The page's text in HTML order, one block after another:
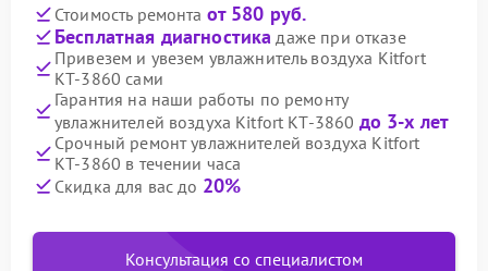
Стоимость ремонта от 580 руб.
Бесплатная диагностика даже при отказе
Привезем и увезем увлажнитель воздуха Kitfort
КТ-3860 сами
Гарантия на наши работы по ремонту
увлажнителей воздуха Kitfort КТ-3860 до 3-х лет
Срочный ремонт увлажнителей воздуха Kitfort
КТ-3860 в течении часа
Скидка для вас до 20%
Консультация со специалистом